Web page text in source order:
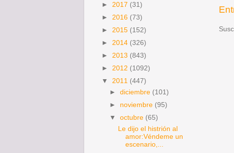
► 2017 (31)
► 2016 (73)
► 2015 (152)
► 2014 (326)
► 2013 (843)
► 2012 (1092)
▼ 2011 (447)
►diciembre (101)
► noviembre (95)
▼octubre (65)
Le dijo el histrión al
amor:Véndeme un
escenario,...